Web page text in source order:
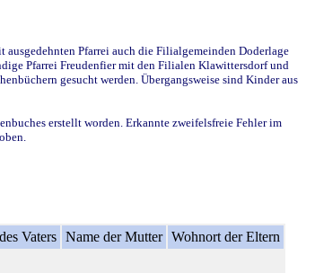
Pfarrei auch die Filialgemeinden Doderlage
Pfarrei Freudenfier mit den Filialen Klawittersdorf und
gesucht werden. Übergangsweise sind Kinder aus
erstellt worden. Erkannte zweifelsfreie Fehler im
Vaters Name der Mutter Wohnort der Eltern